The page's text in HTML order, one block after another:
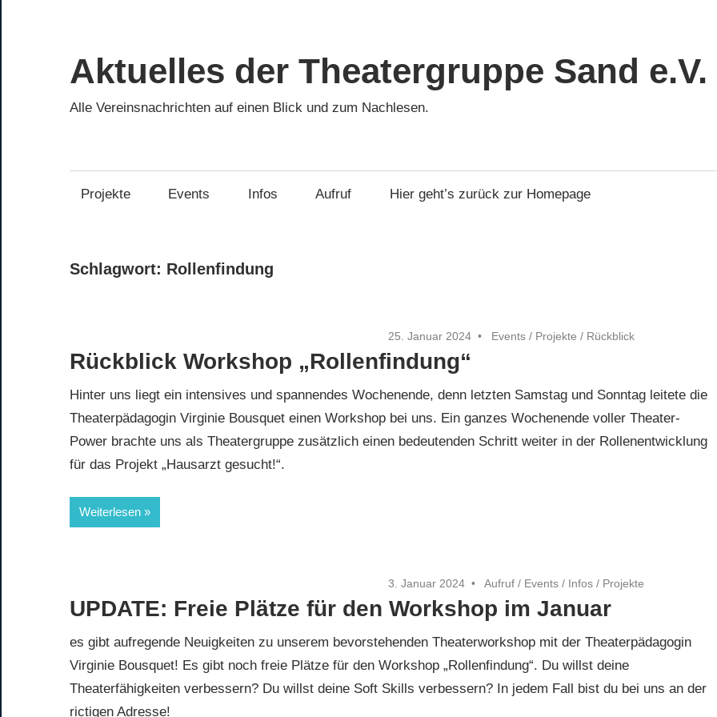
springen
Aktuelles der Theatergruppe Sand e.V.
Alle Vereinsnachrichten auf einen Blick und zum Nachlesen.
Projekte Events Infos Aufruf Hier geht’s zurück zur Homepage
Schlagwort: Rollenfindung
25. Januar 2024 Events / Projekte / Rückblick
Rückblick Workshop „Rollenfindung“
Hinter uns liegt ein intensives und spannendes Wochenende, denn letzten Samstag und Sonntag leitete die
Theaterpädagogin Virginie Bousquet einen Workshop bei uns. Ein ganzes Wochenende voller Theater-
Power brachte uns als Theatergruppe zusätzlich einen bedeutenden Schritt weiter in der Rollenentwicklung
für das Projekt „Hausarzt gesucht!“.
Weiterlesen
3. Januar 2024 Aufruf / Events / Infos / Projekte
UPDATE: Freie Plätze für den Workshop im Januar
es gibt aufregende Neuigkeiten zu unserem bevorstehenden Theaterworkshop mit der Theaterpädagogin
Virginie Bousquet! Es gibt noch freie Plätze für den Workshop „Rollenfindung“. Du willst deine
Theaterfähigkeiten verbessern? Du willst deine Soft Skills verbessern? In jedem Fall bist du bei uns an der
rictigen Adresse!